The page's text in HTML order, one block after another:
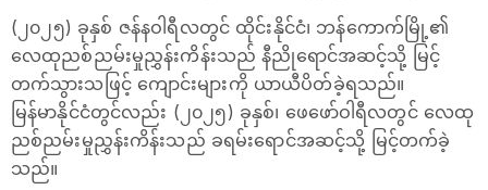
(၂၀၂၅) ခုနှစ် ဇန်နဝါရီလတွင် ထိုင်းနိုင်ငံ၊ ဘန်ကောက်မြို့၏
လေထုညစ်ညမ်းမှုညွှန်းကိန်းသည် နီညိုရောင်အဆင့်သို့ မြင့်
တက်သွားသဖြင့် ကျောင်းများကို ယာယီပိတ်ခဲ့ရသည်။
မြန်မာနိုင်ငံတွင်လည်း (၂၀၂၅) ခုနှစ်၊ ဖေဖော်ဝါရီလတွင် လေထု
ညစ်ညမ်းမှုညွှန်းကိန်းသည် ခရမ်းရောင်အဆင့်သို့ မြင့်တက်ခဲ့
သည်။